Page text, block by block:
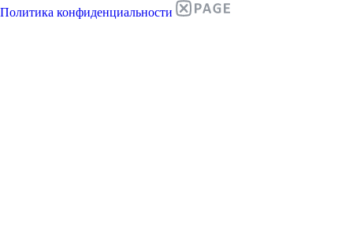
Политика конфиденциальности